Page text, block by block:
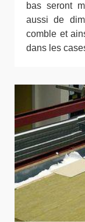
bas seront
aussi de
comble et
dans les